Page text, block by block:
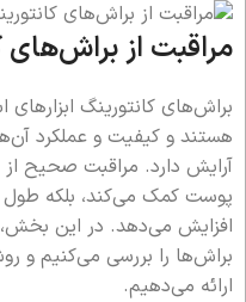
مراقبت از براش‌های
براش‌های کانتورینگ
هستند و کیفیت و عملکرد
آرایش دارد. مراقبت صحیح
پوست کمک می‌کند، بلکه طول
افزایش می‌دهد. در این
براش‌ها را بررسی می‌کنیم و
ارائه می‌دهیم.